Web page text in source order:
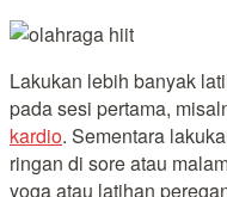
Lakukan lebih banyak
pada sesi pertama,
kardio. Sementara
ringan di sore atau
yoga atau latihan